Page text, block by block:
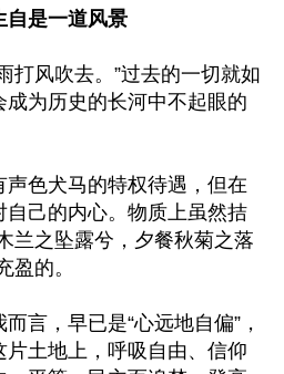
自是一道风景
打风吹去。”过去的一切就如
为历史的长河中不起眼的
色犬马的特权待遇，但在
自己的内心。物质上虽然拮
兰之坠露兮，夕餐秋菊之落
盈的。
言，早已是“心远地自偏”，
土地上，呼吸自由、信仰